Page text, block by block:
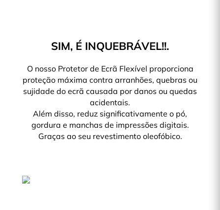
SIM, É INQUEBRÁVEL!!.
O nosso Protetor de Ecrã Flexível proporciona
proteção máxima contra arranhões, quebras ou
sujidade do ecrã causada por danos ou quedas
acidentais.
Além disso, reduz significativamente o pó,
gordura e manchas de impressões digitais.
Graças ao seu revestimento oleofóbico.